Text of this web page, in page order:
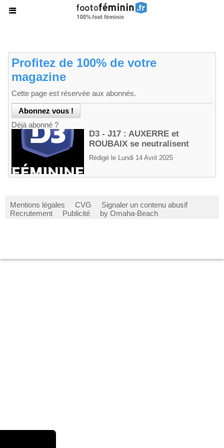
Profitez de 100% de votre
magazine
Cette page est réservée aux abonnés.
Déjà abonné ?
D3 - J17 : AUXERRE et
ROUBAIX se neutralisent
Rédigé le Lundi 14 Avril 2025
Mentions légales CVG
Signaler un contenu abusif
Recrutement
Publicité by Omaha-Beach